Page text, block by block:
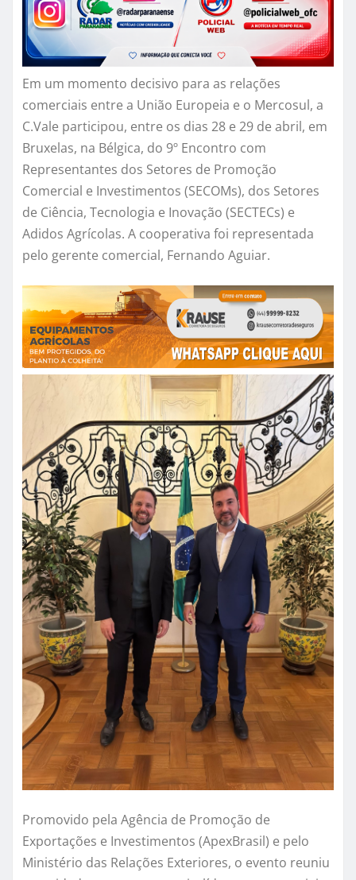
Em um momento decisivo para as relações
comerciais entre a União Europeia e o Mercosul, a
C.Vale participou, entre os dias 28 e 29 de abril, em
Bruxelas, na Bélgica, do 9º Encontro com
Representantes dos Setores de Promoção
Comercial e Investimentos (SECOMs), dos Setores
de Ciência, Tecnologia e Inovação (SECTECs) e
Adidos Agrícolas. A cooperativa foi representada
pelo gerente comercial, Fernando Aguiar.
Promovido pela Agência de Promoção de
Exportações e Investimentos (ApexBrasil) e pelo
Ministério das Relações Exteriores, o evento reuniu